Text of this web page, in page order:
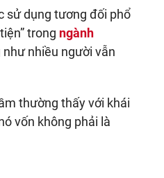
sử dụng tương đối phổ
trong ngành
như nhiều người vẫn
thường thấy với khái
vốn không phải là